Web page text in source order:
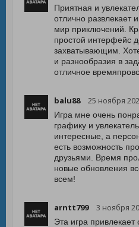
Приятная и
отлично развлекает
мир приключений.
простой интерфейс
захватывающим.
и разнообразия в
отличное
balu88 25 ноября
Игра мне очень
графику и
интересные, а
есть возможность
друзьями. Время
новые обновления
всем!
arntt799 3 ноября
Эта игра